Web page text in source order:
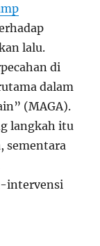
lalu.
di
dalam
(MAGA).
langkah itu
sementara
intervensi